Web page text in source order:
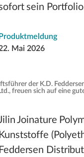
sein
Produktmeldung
Mai 2026
der K.D.
freuen sich auf eine
Joinature
Kunststoffe
Feddersen